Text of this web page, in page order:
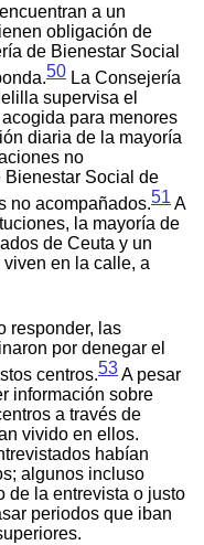
a un
obligación de
de Bienestar Social
50 La Consejería
supervisa el
para menores
diaria de la mayoría
no
Social de
no acompañados.51 A
la mayoría de
de Ceuta y un
en la calle, a
responder, las
por denegar el
centros.53A pesar
información sobre
a través de
vivido en ellos.
habían
algunos incluso
de la entrevista o justo
periodos que iban